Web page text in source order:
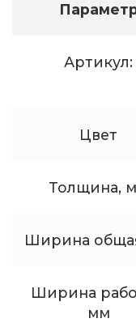
Артикул:
Цвет
Толщина,
Ширина
Ширина
мм